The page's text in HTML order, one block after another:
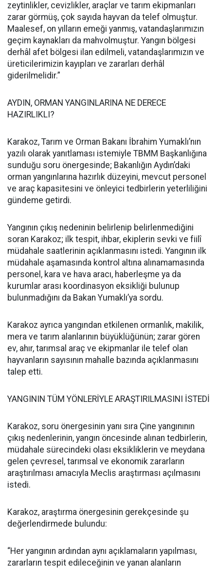
zeytinlikler, cevizlikler, araçlar ve tarım ekipmanları
zarar görmüş, çok sayıda hayvan da telef olmuştur.
Maalesef, on yılların emeği yanmış, vatandaşlarımızın
geçim kaynakları da mahvolmuştur. Yangın bölgesi
derhâl afet bölgesi ilan edilmeli, vatandaşlarımızın ve
üreticilerimizin kayıpları ve zararları derhâl
giderilmelidir.”
AYDIN, ORMAN YANGINLARINA NE DERECE
HAZIRLIKLI?
Karakoz, Tarım ve Orman Bakanı İbrahim Yumaklı’nın
yazılı olarak yanıtlaması istemiyle TBMM Başkanlığına
sunduğu soru önergesinde; Bakanlığın Aydın’daki
orman yangınlarına hazırlık düzeyini, mevcut personel
ve araç kapasitesini ve önleyici tedbirlerin yeterliliğini
gündeme getirdi.
Yangının çıkış nedeninin belirlenip belirlenmediğini
soran Karakoz; ilk tespit, ihbar, ekiplerin sevki ve fiilî
müdahale saatlerinin açıklanmasını istedi. Yangının ilk
müdahale aşamasında kontrol altına alınamamasında
personel, kara ve hava aracı, haberleşme ya da
kurumlar arası koordinasyon eksikliği bulunup
bulunmadığını da Bakan Yumaklı’ya sordu.
Karakoz ayrıca yangından etkilenen ormanlık, makilik,
mera ve tarım alanlarının büyüklüğünün; zarar gören
ev, ahır, tarımsal araç ve ekipmanlar ile telef olan
hayvanların sayısının mahalle bazında açıklanmasını
talep etti.
YANGININ TÜM YÖNLERİYLE ARAŞTIRILMASINI İSTEDİ
Karakoz, soru önergesinin yanı sıra Çine yangınının
çıkış nedenlerinin, yangın öncesinde alınan tedbirlerin,
müdahale sürecindeki olası eksikliklerin ve meydana
gelen çevresel, tarımsal ve ekonomik zararların
araştırılması amacıyla Meclis araştırması açılmasını
istedi.
Karakoz, araştırma önergesinin gerekçesinde şu
değerlendirmede bulundu:
“Her yangının ardından aynı açıklamaların yapılması,
zararların tespit edileceğinin ve yanan alanların